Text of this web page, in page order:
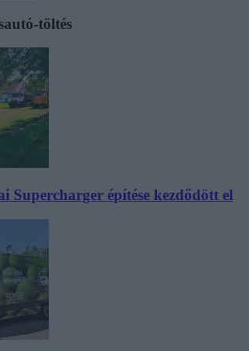
töltés
Supercharger építése kezdődött el